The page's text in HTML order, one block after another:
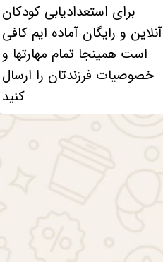
برای استعدادیابی کودکان
آنلاین و رایگان آماده ایم کافی
است همینجا تمام مهارتها و
خصوصیات فرزندتان را ارسال
کنید